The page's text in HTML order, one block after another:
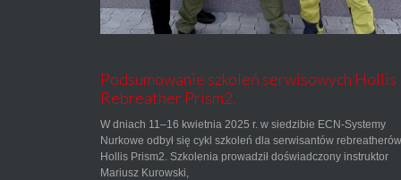
Podsumowanie szkoleń serwisowych Hollis
Rebreather Prism2.
W dniach 11–16 kwietnia 2025 r. w siedzibie ECN-Systemy
Nurkowe odbył się cykl szkoleń dla serwisantów rebreatherów
Hollis Prism2. Szkolenia prowadził doświadczony instruktor
Mariusz Kurowski,